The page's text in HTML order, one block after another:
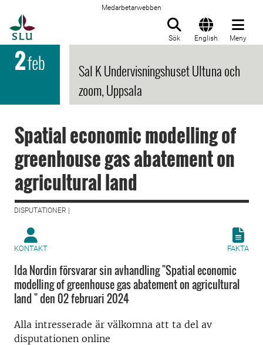
Medarbetarwebben
Sök English Meny
2feb
Sal K Undervisningshuset Ultuna och
zoom, Uppsala
Spatial economic modelling of
greenhouse gas abatement on
agricultural land
DISPUTATIONER |
KONTAKT FAKTA
Ida Nordin försvarar sin avhandling "Spatial economic
modelling of greenhouse gas abatement on agricultural
land " den 02 februari 2024
Alla intresserade är välkomna att ta del av
disputationen online